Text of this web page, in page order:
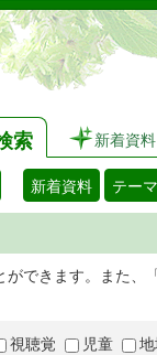
索 新着資料
新着資料 テー
できます。また
視聴覚 児童